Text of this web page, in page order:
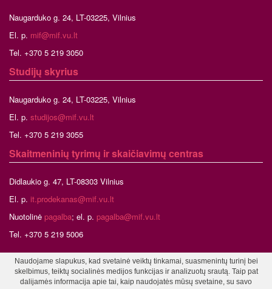
Naugarduko g. 24, LT-03225, Vilnius
El. p. mif@mif.vu.lt
Tel. +370 5 219 3050
Studijų skyrius
Naugarduko g. 24, LT-03225, Vilnius
El. p. studijos@mif.vu.lt
Tel. +370 5 219 3055
Skaitmeninių tyrimų ir skaičiavimų centras
Didlaukio g. 47, LT-08303 Vilnius
El. p. it.prodekanas@mif.vu.lt
Nuotolinė pagalba; el. p. pagalba@mif.vu.lt
Tel. +370 5 219 5006
©2026 Vilniaus universitetas, Matematikos ir informatikos fakultetas
Naudojame slapukus, kad svetainė veiktų tinkamai, suasmenintų turinį bei
skelbimus, teiktų socialinės medijos funkcijas ir analizuotų srautą. Taip pat
dalijamės informacija apie tai, kaip naudojatės mūsų svetaine, su savo